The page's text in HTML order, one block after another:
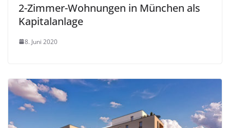
2-Zimmer-Wohnungen in München als
Kapitalanlage
8. Juni 2020